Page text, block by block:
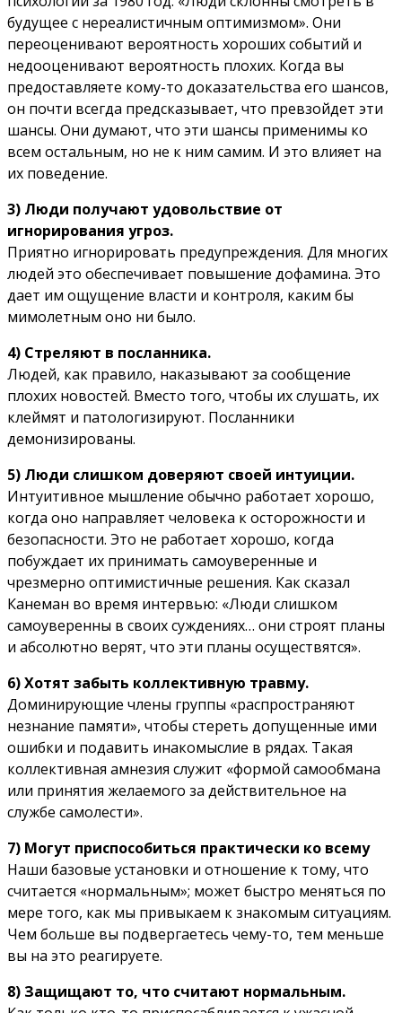
будущее с нереалистичным оптимизмом». Они
переоценивают вероятность хороших событий и
недооценивают вероятность плохих. Когда вы
предоставляете кому-то доказательства его шансов,
он почти всегда предсказывает, что превзойдет эти
шансы. Они думают, что эти шансы применимы ко
всем остальным, но не к ним самим. И это влияет на
их поведение.
3) Люди получают удовольствие от
игнорирования угроз.
Приятно игнорировать предупреждения. Для многих
людей это обеспечивает повышение дофамина. Это
дает им ощущение власти и контроля, каким бы
мимолетным оно ни было.
4) Стреляют в посланника.
Людей, как правило, наказывают за сообщение
плохих новостей. Вместо того, чтобы их слушать, их
клеймят и патологизируют. Посланники
демонизированы.
5) Люди слишком доверяют своей интуиции.
Интуитивное мышление обычно работает хорошо,
когда оно направляет человека к осторожности и
безопасности. Это не работает хорошо, когда
побуждает их принимать самоуверенные и
чрезмерно оптимистичные решения. Как сказал
Канеман во время интервью: «Люди слишком
самоуверенны в своих суждениях… они строят планы
и абсолютно верят, что эти планы осуществятся».
6) Хотят забыть коллективную травму.
Доминирующие члены группы «распространяют
незнание памяти», чтобы стереть допущенные ими
ошибки и подавить инакомыслие в рядах. Такая
коллективная амнезия служит «формой самообмана
или принятия желаемого за действительное на
службе самолести».
7) Могут приспособиться практически ко всему
Наши базовые установки и отношение к тому, что
считается «нормальным»; может быстро меняться по
мере того, как мы привыкаем к знакомым ситуациям.
Чем больше вы подвергаетесь чему-то, тем меньше
вы на это реагируете.
8) Защищают то, что считают нормальным.